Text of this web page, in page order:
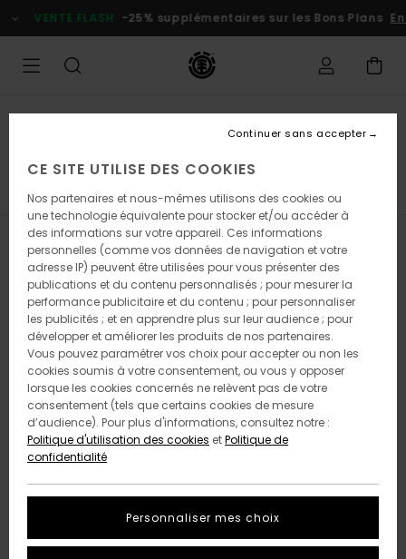
la
des
VENTE FLASH -25% supplémentaires sur les Bons Plans En
T-Shirts Garçon Chemises Garçon Sweats Garçon
Filtrer & Trier Resultats
Passer
critères
filtrage
recherche
2 ORGANIC COTTON 2 ORGANIC COTTON
CE SITE UTILISE DES COOKIES
Nos partenaires et nous-mêmes utilisons des cookies ou
une technologie équivalente pour stocker et/ou accéder à
des informations sur votre appareil. Ces informations
personnelles (comme vos données de navigation et votre
adresse IP) peuvent être utilisées pour vous présenter des
publications et du contenu personnalisés ; pour mesurer la
performance publicitaire et du contenu ; pour personnaliser
les publicités ; et en apprendre plus sur leur audience ; pour
développer et améliorer les produits de nos partenaires.
Vous pouvez paramétrer vos choix pour accepter ou non les
cookies soumis à votre consentement, ou vous y opposer
lorsque les cookies concernés ne relèvent pas de votre
consentement (tels que certains cookies de mesure
d’audience). Pour plus d'informations, consultez notre :
Politique d'utilisation des cookies etPolitique de
confidentialité
Personnaliser mes choix
Continuer sans accepter